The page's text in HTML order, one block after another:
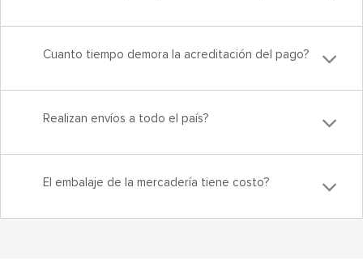
Cuanto tiempo demora la acreditación del pago?
Realizan envíos a todo el país?
El embalaje de la mercadería tiene costo?